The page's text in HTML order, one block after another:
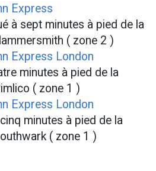
Express
à sept minutes à pied de la
( zone 2 )
Express London
minutes à pied de la
( zone 1 )
Express London
minutes à pied de la
( zone 1 )